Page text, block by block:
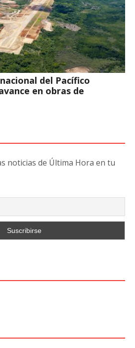
del Pacífico
en obras de
noticias de Última Hora en tu